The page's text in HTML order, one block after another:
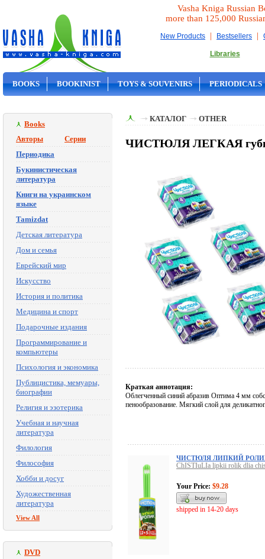
Vasha Kniga Russian
more than 125,000
New Products | Bestsellers |
Libraries
BOOKS BOOKINIST TOYS & SOUVENIRS PERIODICALS
Books
Авторы
Серии
Периодика
Букинистическая
литература
Книги на украинском
языке
Tamizdat
Детская литература
Дом и семья
Еврейский мир
Искусство
История и политика
Медицина и спорт
Подарочные издания
Программирование и
компьютеры
Психология и экономика
Публицистика, мемуары,
биографии
Религия и эзотерика
Учебная и научная
литература
Филология
Философия
Хобби и досуг
Художественная
литература
View All
DVD
КАТАЛОГ OTHER
ЧИСТЮЛЯ ЛЕГКАЯ
Краткая аннотация:
Облегченный синий абразив Оптима 4 мм
пенообразование. Мягкий слой для
ЧИСТЮЛЯ ЛИПКИЙ
ChISTIuLIa lipkii rolik dlia
Your Price: $9.28
shipped in 14-20 days